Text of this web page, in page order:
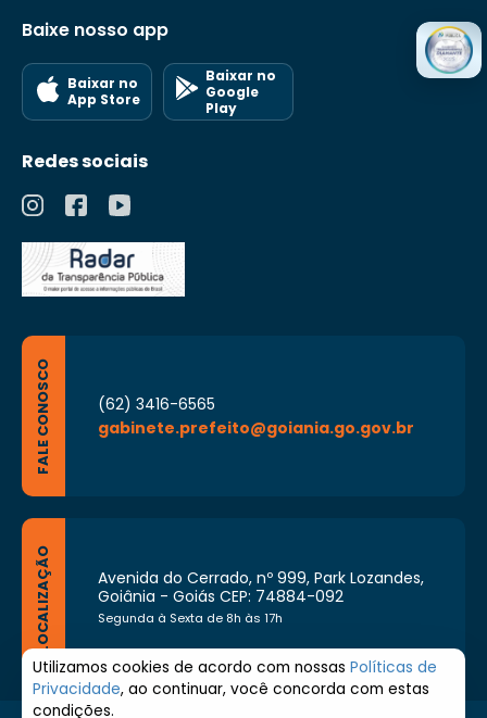
Baixe nosso app
Baixar no
App Store
Baixar no
Google
Play
Redes sociais
FALE CONOSCO
(62) 3416-6565
gabinete.prefeito@goiania.go.gov.br
LOCALIZAÇÃO
Avenida do Cerrado, nº 999, Park Lozandes,
Goiânia - Goiás CEP: 74884-092
Segunda à Sexta de 8h às 17h
Utilizamos cookies de acordo com nossas Políticas de
Privacidade, ao continuar, você concorda com estas
condições.